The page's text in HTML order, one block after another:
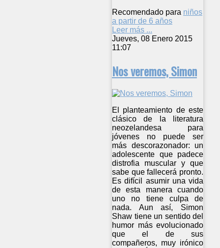
Recomendado para niños
a partir de 6 años
Leer más ...
Jueves, 08 Enero 2015
11:07
Nos veremos, Simon
El planteamiento de este
clásico de la literatura
neozelandesa para
jóvenes no puede ser
más descorazonador: un
adolescente que padece
distrofia muscular y que
sabe que fallecerá pronto.
Es difícil asumir una vida
de esta manera cuando
uno no tiene culpa de
nada. Aun así, Simon
Shaw tiene un sentido del
humor más evolucionado
que el de sus
compañeros, muy irónico